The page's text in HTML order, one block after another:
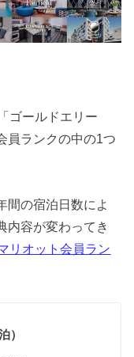
ゴールドエリー
員ランクの中の1つ
間の宿泊日数によ
内容が変わってき
リオット会員ラン